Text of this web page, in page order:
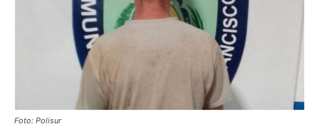
Foto: Polisur